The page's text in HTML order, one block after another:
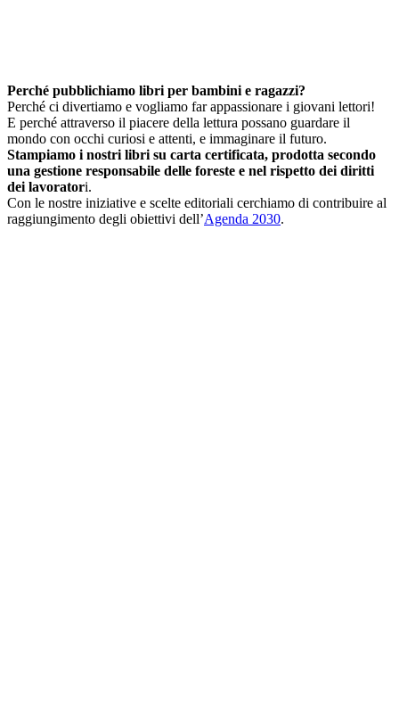
Perché pubblichiamo libri per bambini e ragazzi?
Perché ci divertiamo e vogliamo far appassionare i giovani lettori!
E perché attraverso il piacere della lettura possano guardare il
mondo con occhi curiosi e attenti, e immaginare il futuro.
Stampiamo i nostri libri su carta certificata, prodotta secondo
una gestione responsabile delle foreste e nel rispetto dei diritti
dei lavoratori.
Con le nostre iniziative e scelte editoriali cerchiamo di contribuire al
raggiungimento degli obiettivi dell’Agenda 2030.